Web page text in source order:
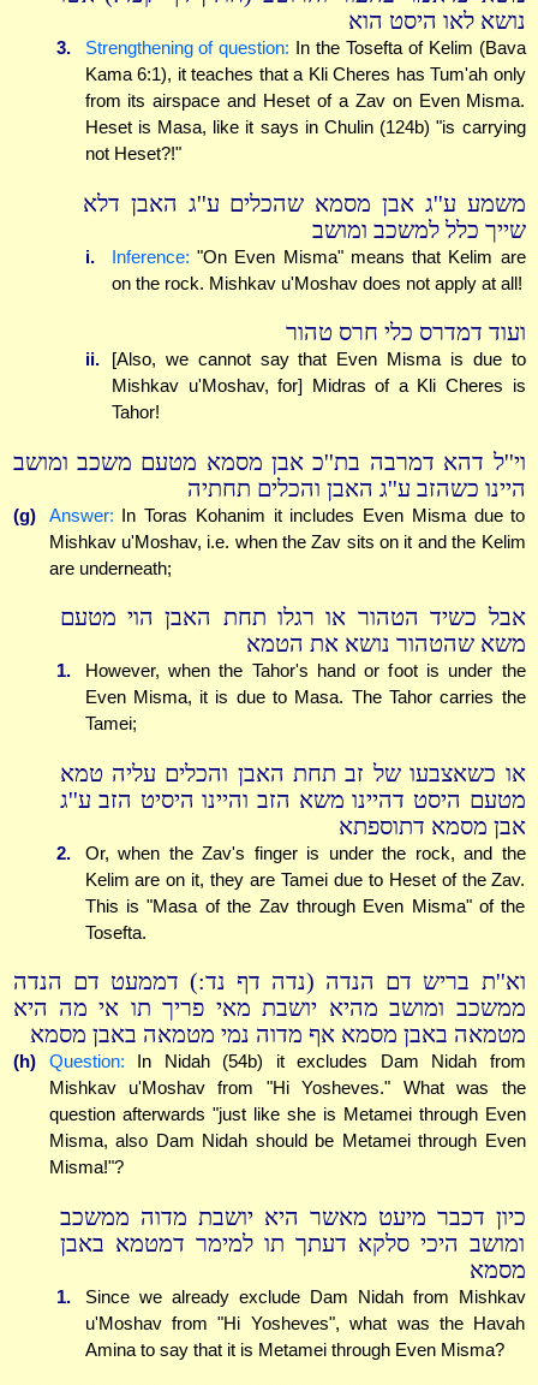
נושא לאו היסט הוא
3. Strengthening of question: In the Tosefta of Kelim (Bava
Kama 6:1), it teaches that a Kli Cheres has Tum'ah only
from its airspace and Heset of a Zav on Even Misma.
Heset is Masa, like it says in Chulin (124b) "is carrying
not Heset?!"
משמע ע''ג אבן מסמא שהכלים ע''ג האבן דלא
שייך כלל למשכב ומושב
i. Inference: "On Even Misma" means that Kelim are
on the rock. Mishkav u'Moshav does not apply at all!
ועוד דמדרס כלי חרס טהור
ii.
[Also, we cannot say that Even Misma is due to
Mishkav u'Moshav, for] Midras of a Kli Cheres is
Tahor!
וי''ל דהא דמרבה בת''כ אבן מסמא מטעם משכב ומושב
היינו כשהזב ע''ג האבן והכלים תחתיה
(g) Answer: In Toras Kohanim it includes Even Misma due to
Mishkav u'Moshav, i.e. when the Zav sits on it and the Kelim
are underneath;
אבל כשיד הטהור או רגלו תחת האבן הוי מטעם
משא שהטהור נושא את הטמא
1.
However, when the Tahor's hand or foot is under the
Even Misma, it is due to Masa. The Tahor carries the
Tamei;
או כשאצבעו של זב תחת האבן והכלים עליה טמא
מטעם היסט דהיינו משא הזב והיינו היסיט הזב ע''ג
אבן מסמא דתוספתא
2.
Or, when the Zav's finger is under the rock, and the
Kelim are on it, they are Tamei due to Heset of the Zav.
This is "Masa of the Zav through Even Misma" of the
Tosefta.
וא''ת בריש דם הנדה (נדה דף נד:) דממעט דם הנדה
ממשכב ומושב מהיא יושבת מאי פריך תו אי מה היא
מטמאה באבן מסמא אף מדוה נמי מטמאה באבן מסמא
(h) Question: In Nidah (54b) it excludes Dam Nidah from
Mishkav u'Moshav from "Hi Yosheves." What was the
question afterwards "just like she is Metamei through Even
Misma, also Dam Nidah should be Metamei through Even
Misma!"?
כיון דכבר מיעט מאשר היא יושבת מדוה ממשכב
ומושב היכי סלקא דעתך תו למימר דמטמא באבן
מסמא
1.
Since we already exclude Dam Nidah from Mishkav
u'Moshav from "Hi Yosheves", what was the Havah
Amina to say that it is Metamei through Even Misma?